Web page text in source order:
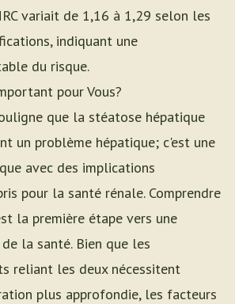
variait de 1,16 à 1,29 selon les
indiquant une
du risque.
pour Vous?
que la stéatose hépatique
un problème hépatique; c'est une
avec des implications
pour la santé rénale. Comprendre
la première étape vers une
la santé. Bien que les
reliant les deux nécessitent
plus approfondie, les facteurs